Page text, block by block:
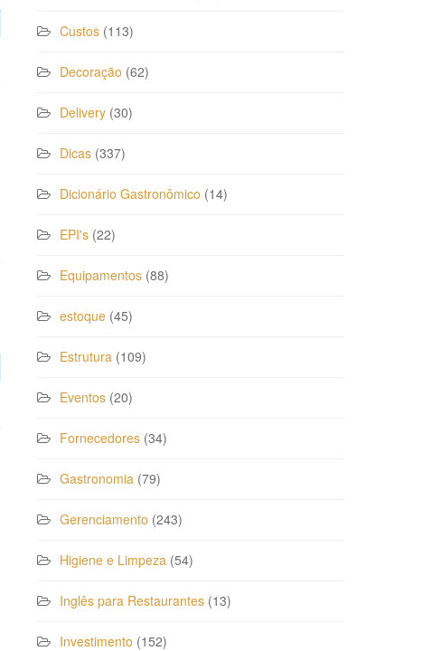
Custos (113)
Decoração (62)
Delivery (30)
Dicas (337)
Dicionário Gastronômico (14)
EPI's (22)
Equipamentos (88)
estoque (45)
Estrutura (109)
Eventos (20)
Fornecedores (34)
Gastronomia (79)
Gerenciamento (243)
Higiene e Limpeza (54)
Inglês para Restaurantes (13)
Investimento (152)